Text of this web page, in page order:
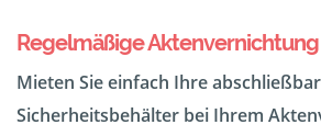
Regelmäßige
Mieten Sie einfach Ihre
Sicherheitsbehälter bei Ihrem